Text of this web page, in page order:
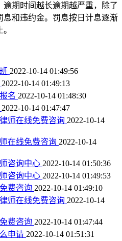
期时间越长逾期越严重，除了
息和违约金。罚息按日计息逐渐
2022-10-14 01:49:56
2022-10-14 01:49:13
名 2022-10-14 01:48:30
2022-10-14 01:47:47
师在线免费咨询 2022-10-14
在线免费咨询 2022-10-14
咨询中心 2022-10-14 01:50:36
咨询中心 2022-10-14 01:49:53
费咨询 2022-10-14 01:49:10
师在线免费咨询 2022-10-14
费咨询 2022-10-14 01:47:44
申请 2022-10-14 01:51:31